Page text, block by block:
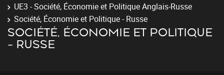
UE3 - Société, Économie et Politique Anglais-Russe
Société, Économie et Politique - Russe
SOCIÉTÉ, ÉCONOMIE ET POLITIQUE
- RUSSE